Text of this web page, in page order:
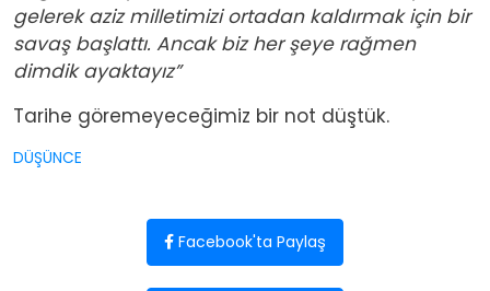
gelerek aziz milletimizi ortadan kaldırmak için bir
savaş başlattı. Ancak biz her şeye rağmen
dimdik ayaktayız”
Tarihe göremeyeceğimiz bir not düştük.
DÜŞÜNCE
Facebook'ta Paylaş